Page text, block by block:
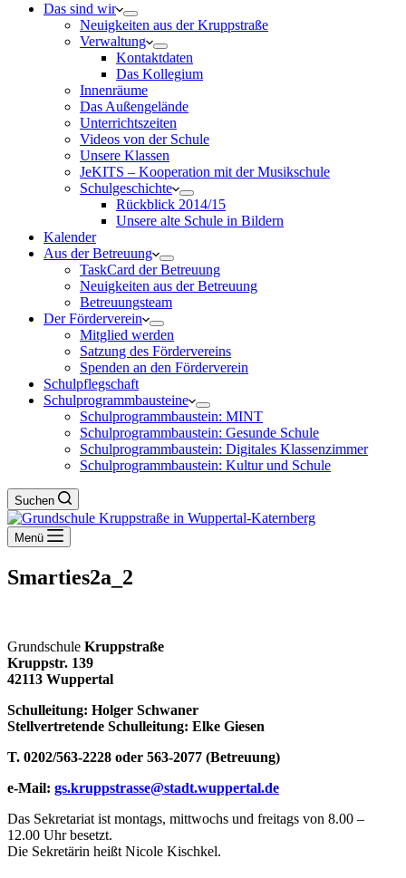
Das sind wir
Neuigkeiten aus der Kruppstraße
Verwaltung
Kontaktdaten
Das Kollegium
Innenräume
Das Außengelände
Unterrichtszeiten
Videos von der Schule
Unsere Klassen
JeKITS – Kooperation mit der Musikschule
Schulgeschichte
Rückblick 2014/15
Unsere alte Schule in Bildern
Kalender
Aus der Betreuung
TaskCard der Betreuung
Neuigkeiten aus der Betreuung
Betreuungsteam
Der Förderverein
Mitglied werden
Satzung des Fördervereins
Spenden an den Förderverein
Schulpflegschaft
Schulprogrammbausteine
Schulprogrammbaustein: MINT
Schulprogrammbaustein: Gesunde Schule
Schulprogrammbaustein: Digitales Klassenzimmer
Schulprogrammbaustein: Kultur und Schule
Suchen
Menü
Smarties2a_2
Grundschule Kruppstraße
Kruppstr. 139
42113 Wuppertal
Schulleitung: Holger Schwaner
Stellvertretende Schulleitung: Elke Giesen
T. 0202/563-2228 oder 563-2077 (Betreuung)
e-Mail: gs.kruppstrasse@stadt.wuppertal.de
Das Sekretariat ist montags, mittwochs und freitags von 8.00 –
12.00 Uhr besetzt.
Die Sekretärin heißt Nicole Kischkel.